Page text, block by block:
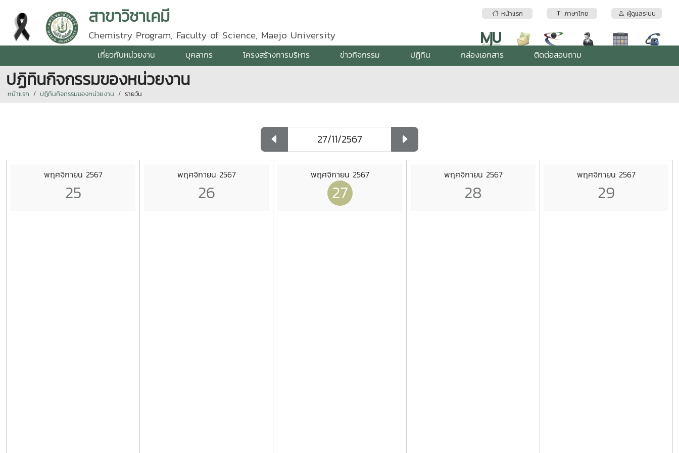
หน้าแรก ภาษาไทย ผู้ดูแลระบบ
สาขาวิชาเคมี
Chemistry Program, Faculty of Science, Maejo University
เกี่ยวกับหน่วยงาน บุคลากร โครงสร้างการบริหาร ข่าวกิจกรรม ปฏิทิน กล่องเอกสาร ติดต่อสอบถาม
ปฏิทินกิจกรรมของหน่วยงาน
หน้าแรก ปฏิทินกิจกรรมของหน่วยงาน รายวัน
พฤศจิกายน 2567
25
พฤศจิกายน 2567
26
พฤศจิกายน 2567
27
พฤศจิกายน 2567
28
พฤศจิกายน 2567
29